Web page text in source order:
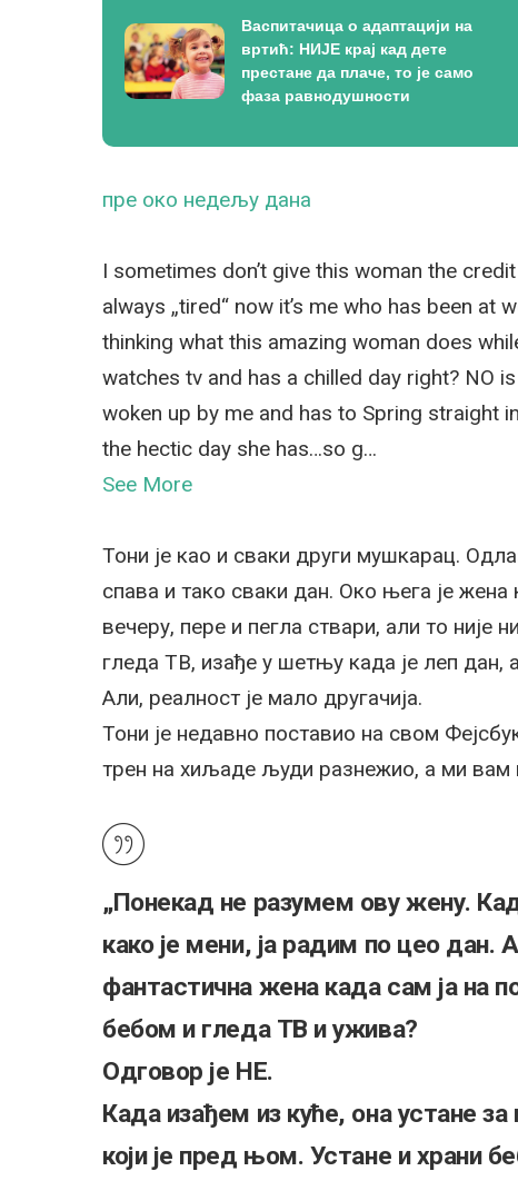
Васпитачица о адаптацији на
вртић: НИЈЕ крај кад дете
престане да плаче, то је само
фаза равнодушности
пре око недељу дана
I sometimes don’t give this woman the
always „tired“ now it’s me who has been at
thinking what this amazing woman does
watches tv and has a chilled day right? NO
woken up by me and has to Spring straight
the hectic day she has…so g…
See More
Тони је као и сваки други мушкарац.
спава и тако сваки дан. Око њега је
вечеру, пере и пегла ствари, али то није
гледа ТВ, изађе у шетњу када је леп
Али, реалност је мало другачија.
Тони је недавно поставио на свом
трен на хиљаде људи разнежио, а ми вам
„Понекад не разумем ову жену.
како је мени, ја радим по цео
фантастична жена када сам ја на
бебом и гледа ТВ и ужива?
Одговор је НЕ.
Када изађем из куће, она устане
који је пред њом. Устане и храни